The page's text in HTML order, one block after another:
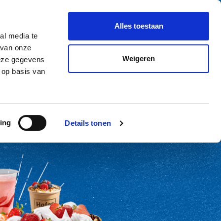
media te
onze
gegevens
basis van
Details tonen
Alles toestaan
Weigeren
NL-NL